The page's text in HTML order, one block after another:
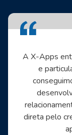
A X-Apps
e
direta pelo